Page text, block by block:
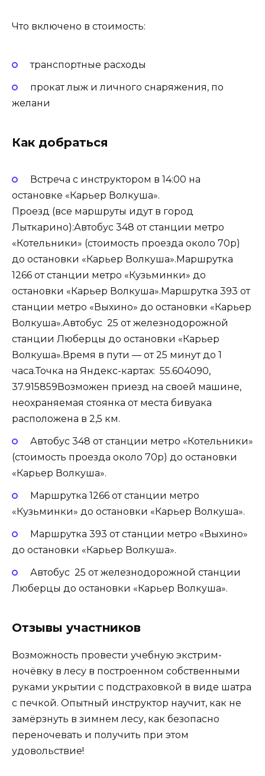
Что включено в стоимость:
транспортные расходы
прокат лыж и личного снаряжения, по
желани
Как добраться
Встреча с инструктором в 14:00 на
остановке «Карьер Волкуша».
Проезд (все маршруты идут в город
Лыткарино):Автобус 348 от станции метро
«Котельники» (стоимость проезда около 70р)
до остановки «Карьер Волкуша».Маршрутка
1266 от станции метро «Кузьминки» до
остановки «Карьер Волкуша».Маршрутка 393 от
станции метро «Выхино» до остановки «Карьер
Волкуша».Автобус 25 от железнодорожной
станции Люберцы до остановки «Карьер
Волкуша».Время в пути — от 25 минут до 1
часа.Точка на Яндекс-картах: 55.604090,
37.915859Возможен приезд на своей машине,
неохраняемая стоянка от места бивуака
расположена в 2,5 км.
Автобус 348 от станции метро «Котельники»
(стоимость проезда около 70р) до остановки
«Карьер Волкуша».
Маршрутка 1266 от станции метро
«Кузьминки» до остановки «Карьер Волкуша».
Маршрутка 393 от станции метро «Выхино»
до остановки «Карьер Волкуша».
Автобус 25 от железнодорожной станции
Люберцы до остановки «Карьер Волкуша».
Отзывы участников
Возможность провести учебную экстрим-
ночёвку в лесу в построенном собственными
руками укрытии с подстраховкой в виде шатра
с печкой. Опытный инструктор научит, как не
замёрзнуть в зимнем лесу, как безопасно
переночевать и получить при этом
удовольствие!